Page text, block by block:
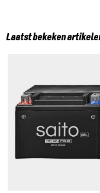
Laatst bekeken